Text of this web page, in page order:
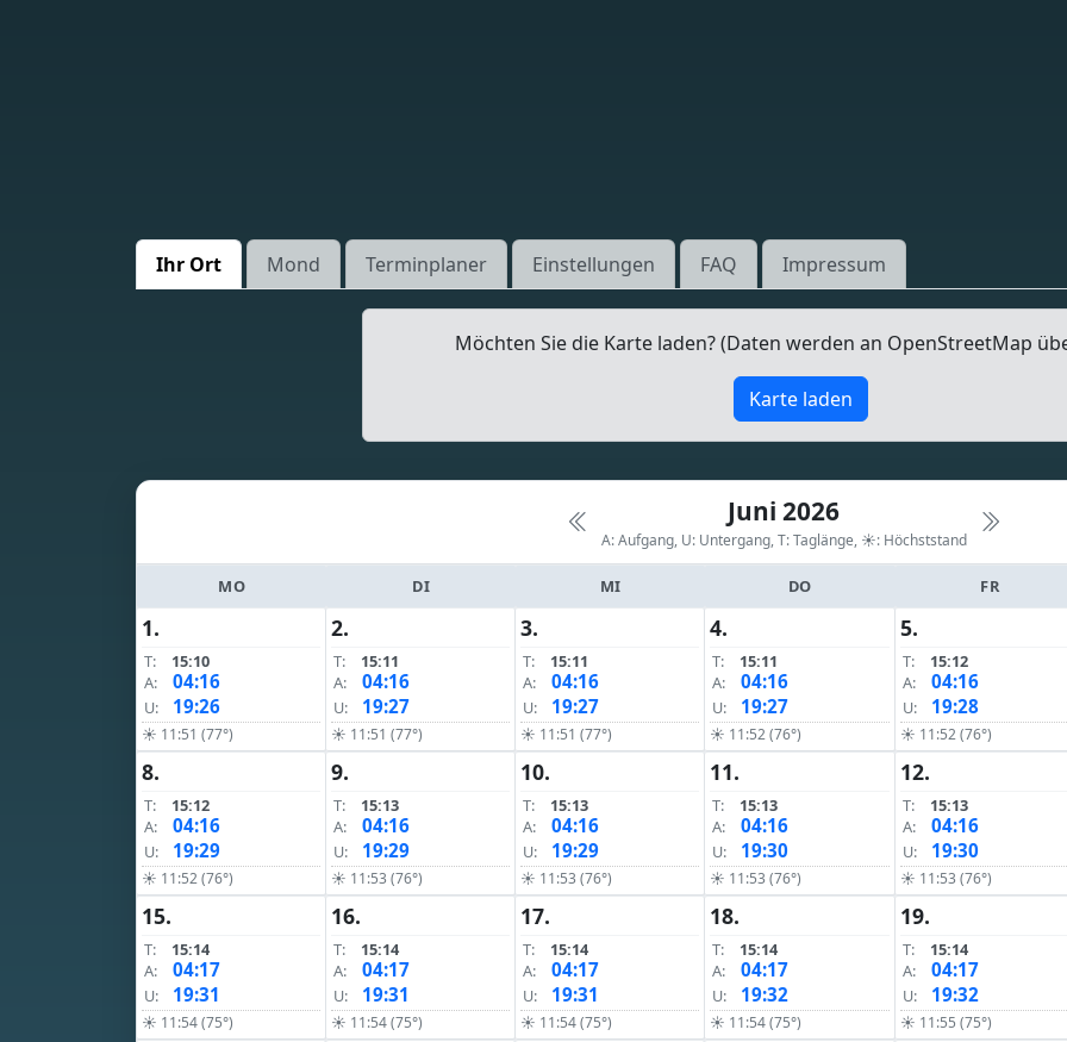
Ihr Ort Mond Terminplaner Einstellungen FAQ Impressum
Möchten Sie die Karte laden? (Daten werden an OpenStreetMap
Karte laden
Juni 2026
A: Aufgang, U: Untergang, T: Taglänge, ☀: Höchststand
MO DI MI DO FR
1.
T:
15:10
A:
04:16
U: 19:26
☀ 11:51 (77°)
2.
T:
15:11
A:
04:16
U: 19:27
☀ 11:51 (77°)
3.
T:
15:11
A:
04:16
U: 19:27
☀ 11:51 (77°)
4.
T:
15:11
A:
04:16
U: 19:27
☀ 11:52 (76°)
5.
T:
15:12
A:
04:16
U: 19:28
☀ 11:52 (76°)
8.
T:
15:12
A:
04:16
U: 19:29
☀ 11:52 (76°)
9.
T:
15:13
A:
04:16
U: 19:29
☀ 11:53 (76°)
10.
T:
15:13
A:
04:16
U: 19:29
☀ 11:53 (76°)
11.
T:
15:13
A:
04:16
U: 19:30
☀ 11:53 (76°)
12.
T:
15:13
A:
04:16
U: 19:30
☀ 11:53 (76°)
15.
T:
15:14
A:
04:17
U: 19:31
☀ 11:54 (75°)
16.
T:
15:14
A:
04:17
U: 19:31
☀ 11:54 (75°)
17.
T:
15:14
A:
04:17
U: 19:31
☀ 11:54 (75°)
18.
T:
15:14
A:
04:17
U: 19:32
☀ 11:54 (75°)
19.
T:
15:14
A:
04:17
U: 19:32
☀ 11:55 (75°)